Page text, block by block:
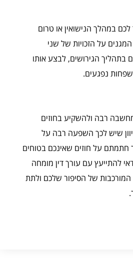
לכם במהלך הנישואין או טרום
על הזכויות של שני
בתהליך הגירושים, לבצע אותו
נפגעים.
רבה ולהשקיע בחוזים
שיש לכך השפעה רבה על
על חוזים שאינכם בטוחים
להתייעץ עם עורך דין מומחה
המורכבות של הסיפור שלכם ולתת